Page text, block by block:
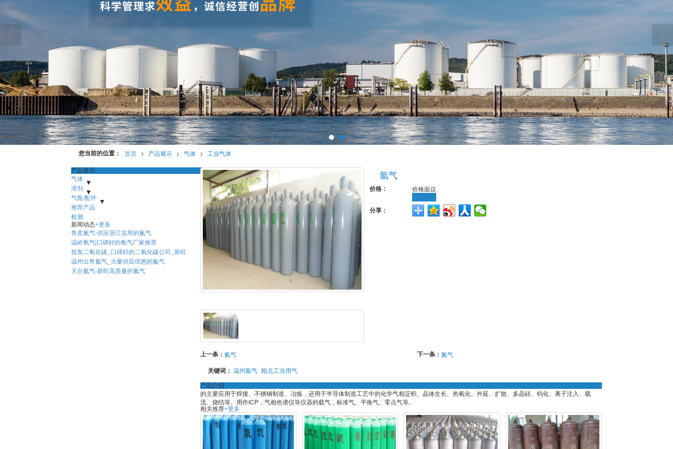
您当前的位置： 首页 > 产品展示 > 气体 > 工业气体
氩气
价格：
价格面议
更多信息
分享：
上一条： 氦气 下一条： 氮气
关键词： 温州氩气 瓯北工业用气
产品介绍
的主要应用于焊接、不锈钢制造、冶炼，还用于半导体制造工艺中的化学气相淀积、晶体生长、热氧化、外延、扩散、多晶硅、钨化、离子注入、载
流、烧结等。用作ICP，气相色谱仪等仪器的载气，标准气、平衡气、零点气等。
相关推荐+更多
产品展示
气体
- 液态气体
气体 - 特种气体
溶剂
- 氨水- 蚀刻液
气瓶/配件
- 高压管- 防震圈
推荐产品
检测
新闻动态+更多
售卖氮气-供应浙江实用的氮气
温岭氧气|口碑好的氧气厂家推荐
批发二氧化碳_口碑好的二氧化碳公司_新旺
温州出售氮气_大量供应优惠的氮气
天台氮气-新旺高质量的氮气